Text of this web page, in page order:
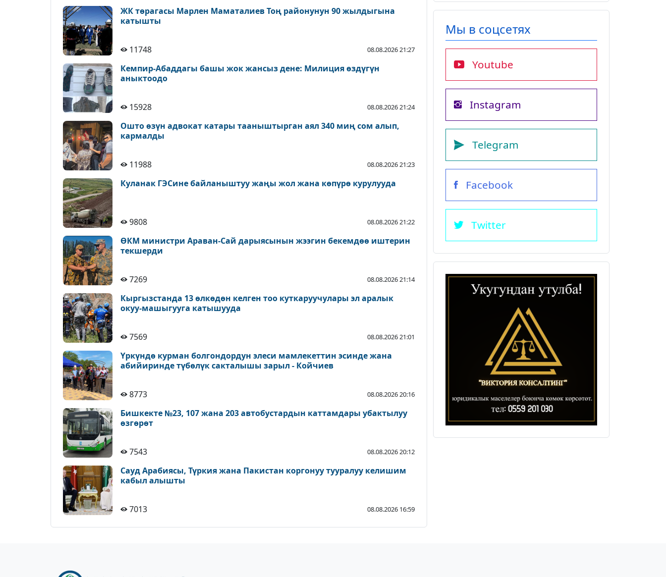
ЖК төрагасы Марлен Маматалиев Тоң районунун 90 жылдыгына
катышты
11748 08.08.2026 21:27
Кемпир-Абаддагы башы жок жансыз дене: Милиция өздүгүн
аныктоодо
15928 08.08.2026 21:24
Ошто өзүн адвокат катары тааныштырган аял 340 миң сом алып,
кармалды
11988 08.08.2026 21:23
Куланак ГЭСине байланыштуу жаңы жол жана көпүрө курулууда
9808 08.08.2026 21:22
ӨКМ министри Араван-Сай дарыясынын жээгин бекемдөө иштерин
текшерди
7269 08.08.2026 21:14
Кыргызстанда 13 өлкөдөн келген тоо куткаруучулары эл аралык
окуу-машыгууга катышууда
7569 08.08.2026 21:01
Үркүндө курман болгондордун элеси мамлекеттин эсинде жана
абийиринде түбөлүк сакталышы зарыл - Койчиев
8773 08.08.2026 20:16
Бишкекте №23, 107 жана 203 автобустардын каттамдары убактылуу
өзгөрөт
7543 08.08.2026 20:12
Сауд Арабиясы, Түркия жана Пакистан коргонуу тууралуу келишим
кабыл алышты
7013 08.08.2026 16:59
Мы в соцсетях
Youtube
Instagram
Telegram
Facebook
Twitter